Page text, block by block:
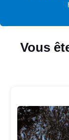
Vous